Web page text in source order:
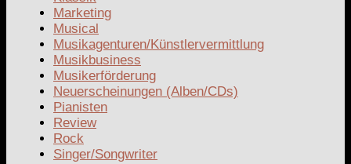
Marketing
Musical
Musikagenturen/Künstlervermittlung
Musikbusiness
Musikerförderung
Neuerscheinungen (Alben/CDs)
Pianisten
Review
Rock
Singer/Songwriter